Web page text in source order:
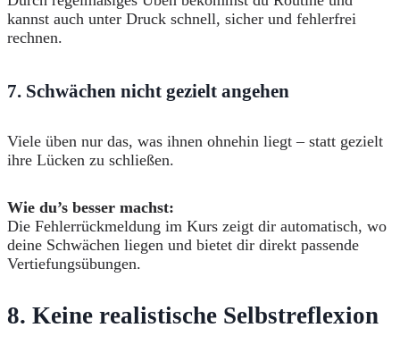
kannst auch unter Druck schnell, sicher und fehlerfrei
rechnen.
7. Schwächen nicht gezielt angehen
Viele üben nur das, was ihnen ohnehin liegt – statt gezielt
ihre Lücken zu schließen.
Wie du’s besser machst:
Die Fehlerrückmeldung im Kurs zeigt dir automatisch, wo
deine Schwächen liegen und bietet dir direkt passende
Vertiefungsübungen.
8. Keine realistische Selbstreflexion